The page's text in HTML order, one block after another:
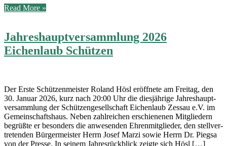
Read More »
Jahreshauptversammlung 2026
Eichenlaub Schützen
Der Ers­te Schüt­zen­meis­ter Roland Hösl eröff­ne­te am Frei­tag, den
30. Janu­ar 2026, kurz nach 20:00 Uhr die dies­jäh­ri­ge Jah­res­haupt­
ver­samm­lung der Schüt­zen­ge­sell­schaft Eichen­laub Zessau e.V. im
Gemein­schafts­haus. Neben zahl­rei­chen erschie­ne­nen Mit­glie­dern
begrüß­te er beson­ders die anwe­sen­den Ehren­mit­glie­der, den stell­ver­
tre­ten­den Bür­ger­meis­ter Herrn Josef Mar­zi sowie Herrn Dr. Pieg­sa
von der Pres­se. In sei­nem Jah­res­rück­blick zeig­te sich Hösl […]